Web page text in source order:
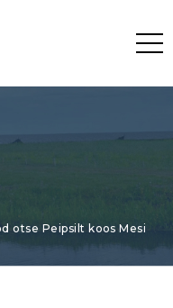
otse Peipsilt koos Mesi